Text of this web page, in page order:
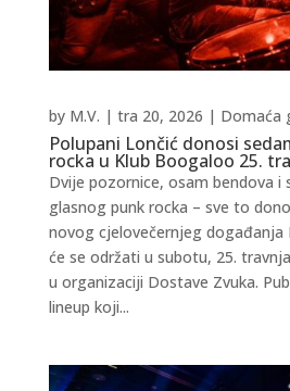
Polupani Lončić donosi
rocka u Klub Boogaloo 25.
by M.V. | tra 20, 2026 | Domaća
Dvije pozornice, osam bendova i
glasnog punk rocka – sve to
novog cjelovečernjeg događanja
će se održati u subotu, 25.
u organizaciji Dostave Zvuka.
lineup koji...